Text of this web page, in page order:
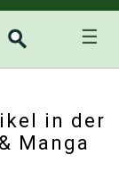
☰
in der
Manga